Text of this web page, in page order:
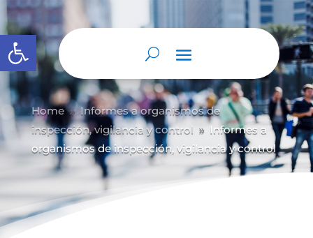
Abrir barra de herramientas
Home 9 Informes a organismos de
inspección, vigilancia y control 9
Informes a
organismos de inspección, vigilancia y control